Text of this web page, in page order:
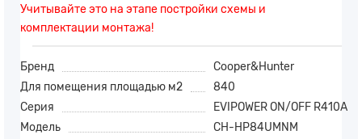
Учитывайте это на этапе постройки схемы и
комплектации монтажа!
Бренд
Cooper&Hunter
Для помещения площадью м2
840
Серия
EVIPOWER ON/OFF R410A
Модель
CH-HP84UMNM